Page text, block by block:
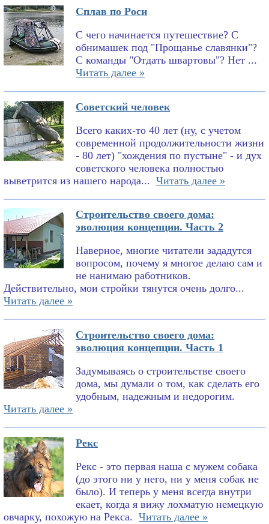
Сплав по Роси
С чего начинается путешествие? С
обнимашек под "Прощанье славянки"?
С команды "Отдать швартовы"? Нет ...
Читать далее »
Советский человек
Всего каких-то 40 лет (ну, с учетом
современной продолжительности жизни
- 80 лет) "хождения по пустыне" - и дух
советского человека полностью
выветрится из нашего народа... Читать далее »
Строительство своего дома:
эволюция концепции. Часть 2
Наверное, многие читатели зададутся
вопросом, почему я многое делаю сам и
не нанимаю работников.
Действительно, мои стройки тянутся очень долго...
Читать далее »
Строительство своего дома:
эволюция концепции. Часть 1
Задумываясь о строительстве своего
дома, мы думали о том, как сделать его
удобным, надежным и недорогим.
Читать далее »
Рекс
Рекс - это первая наша с мужем собака
(до этого ни у него, ни у меня собак не
было). И теперь у меня всегда внутри
екает, когда я вижу лохматую немецкую
овчарку, похожую на Рекса. Читать далее »